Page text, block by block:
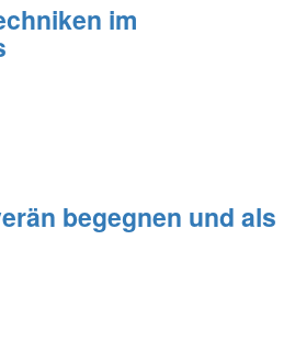
im
begegnen und als